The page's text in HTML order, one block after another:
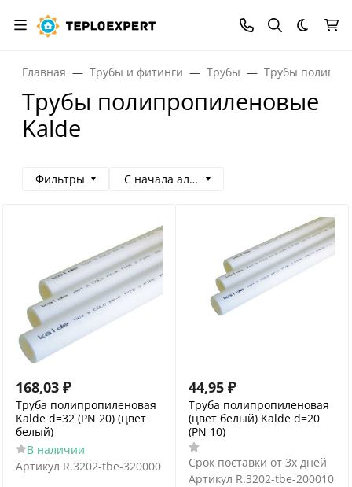
Темная
Главная Трубы и фитинги Трубы Трубы
Трубы полипропиленовые
Kalde
Фильтры С начала алфавита
168,03 ₽
Труба полипропиленовая
Kalde d=32 (PN 20) (цвет
белый)
В наличии
Артикул R.3202-tbe-320000
44,95 ₽
Труба полипропиленовая
(цвет белый) Kalde d=20
(PN 10)
Срок поставки от 3х дней
Артикул R.3202-tbe-200010